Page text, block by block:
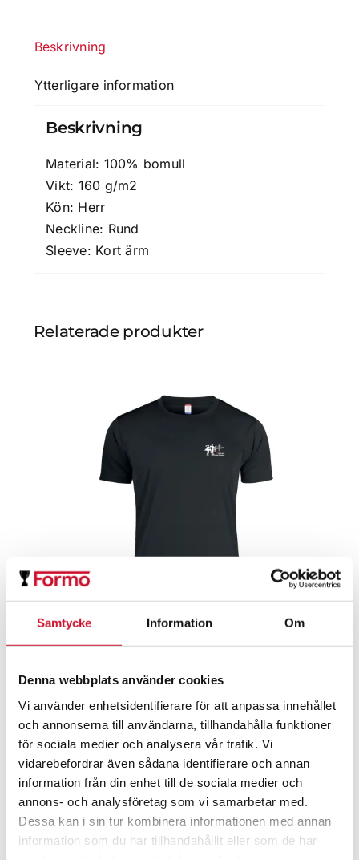
Samtycke Information Om
Denna webbplats använder cookies
Vi använder enhetsidentifierare för att anpassa innehållet
och annonserna till användarna, tillhandahålla funktioner
för sociala medier och analysera vår trafik. Vi
vidarebefordrar även sådana identifierare och annan
information från din enhet till de sociala medier och
annons- och analysföretag som vi samarbetar med.
Dessa kan i sin tur kombinera informationen med annan
information som du har tillhandahållit eller som de har
Beskrivning
Ytterligare information
Beskrivning
Material: 100% bomull
Vikt: 160 g/m2
Kön: Herr
Neckline: Rund
Sleeve: Kort ärm
Relaterade produkter
189.00kr – 249.00
189.00kr
till
249.00kr
ArtikelNr:ÖDF-f-tshirt-h